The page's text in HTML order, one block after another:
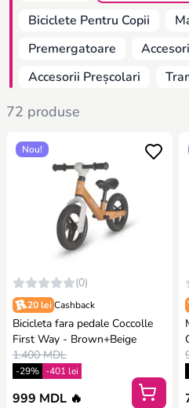
Biciclete Pentru Copii
Premergatoare
Accesorii Preșcolari
72 produse
Nou!
(0)
20 lei Cashback
Bicicleta fara pedale Coccolle
First Way - Brown+Beige
1.400 MDL
-29% -401 lei
999 MDL 🔥